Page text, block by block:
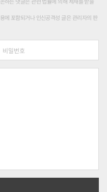
에 포함되거나 인신공격성 글은 관리자의 판